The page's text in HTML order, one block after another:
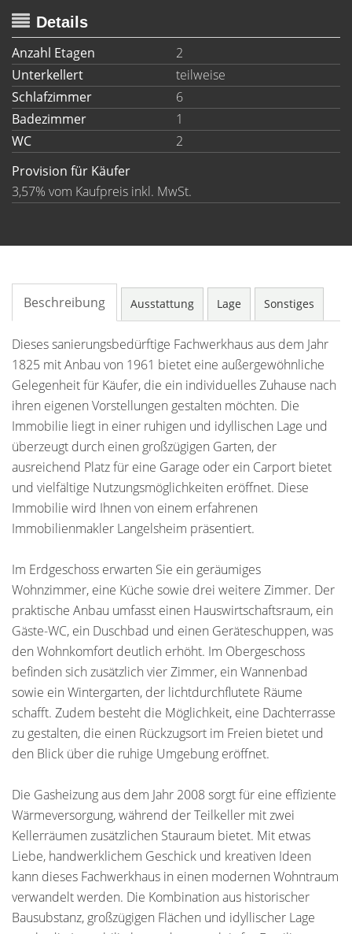
Details
Anzahl Etagen
2
Unterkellert
teilweise
Schlafzimmer
6
Badezimmer
1
WC
2
Provision für Käufer
3,57% vom Kaufpreis inkl. MwSt.
Beschreibung Ausstattung Lage Sonstiges
Dieses sanierungsbedürftige Fachwerkhaus aus dem Jahr
1825 mit Anbau von 1961 bietet eine außergewöhnliche
Gelegenheit für Käufer, die ein individuelles Zuhause nach
ihren eigenen Vorstellungen gestalten möchten. Die
Immobilie liegt in einer ruhigen und idyllischen Lage und
überzeugt durch einen großzügigen Garten, der
ausreichend Platz für eine Garage oder ein Carport bietet
und vielfältige Nutzungsmöglichkeiten eröffnet. Diese
Immobilie wird Ihnen von einem erfahrenen
Immobilienmakler Langelsheim präsentiert.
Im Erdgeschoss erwarten Sie ein geräumiges
Wohnzimmer, eine Küche sowie drei weitere Zimmer. Der
praktische Anbau umfasst einen Hauswirtschaftsraum, ein
Gäste-WC, ein Duschbad und einen Geräteschuppen, was
den Wohnkomfort deutlich erhöht. Im Obergeschoss
befinden sich zusätzlich vier Zimmer, ein Wannenbad
sowie ein Wintergarten, der lichtdurchflutete Räume
schafft. Zudem besteht die Möglichkeit, eine Dachterrasse
zu gestalten, die einen Rückzugsort im Freien bietet und
den Blick über die ruhige Umgebung eröffnet.
Die Gasheizung aus dem Jahr 2008 sorgt für eine effiziente
Wärmeversorgung, während der Teilkeller mit zwei
Kellerräumen zusätzlichen Stauraum bietet. Mit etwas
Liebe, handwerklichem Geschick und kreativen Ideen
kann dieses Fachwerkhaus in einen modernen Wohntraum
verwandelt werden. Die Kombination aus historischer
Bausubstanz, großzügigen Flächen und idyllischer Lage